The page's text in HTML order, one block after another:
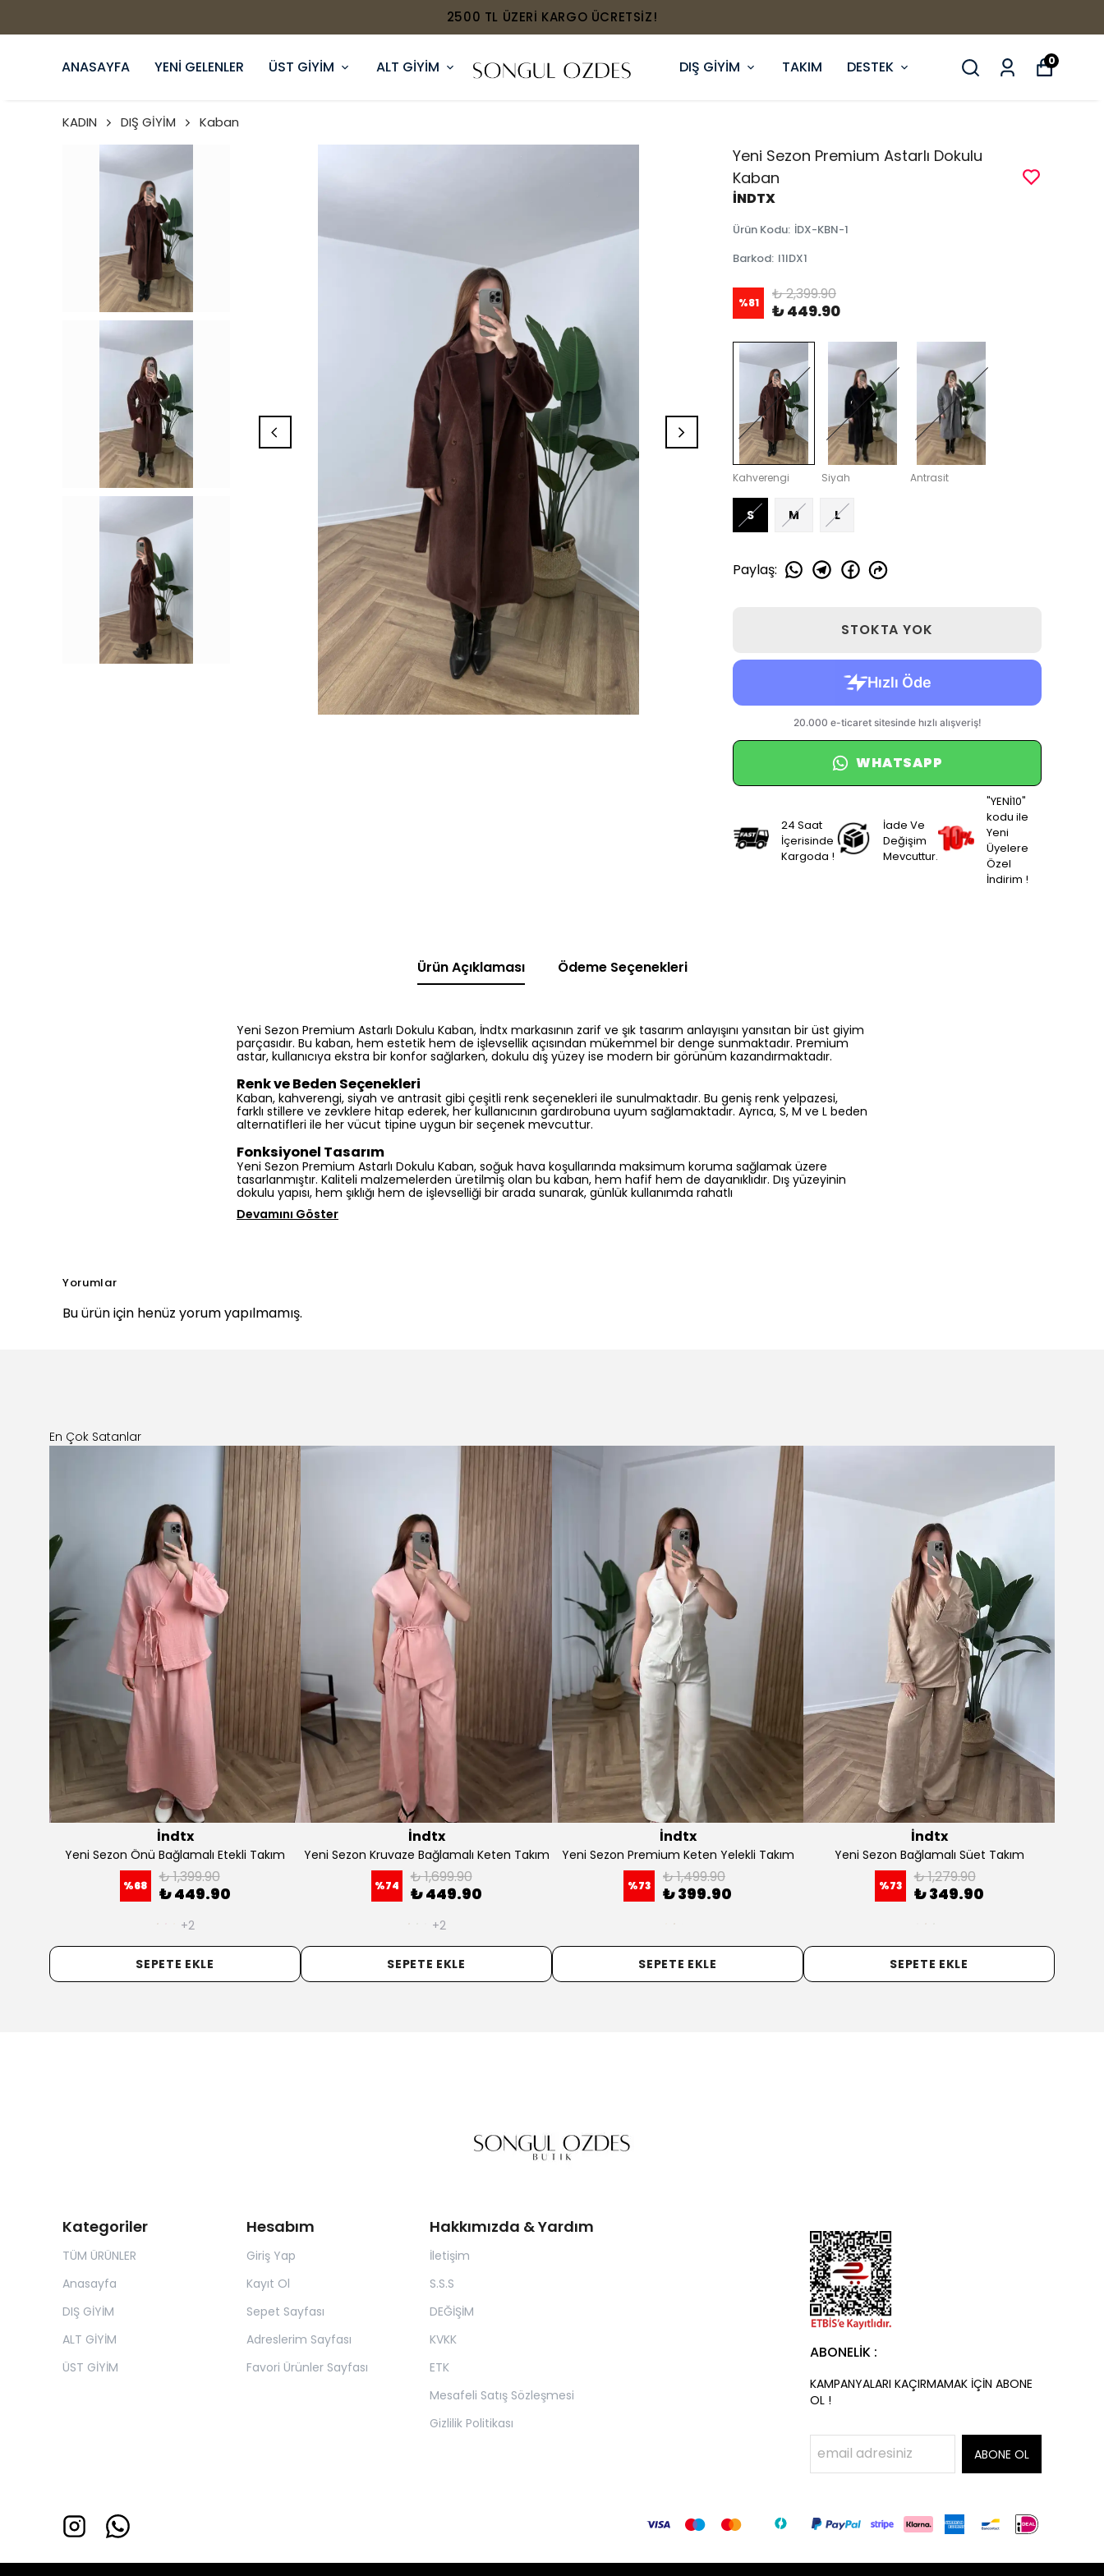
2500 TL ÜZERİ KARGO ÜCRETSİZ!
ANASAYFA YENİ GELENLER ÜST GİYİM ALT GİYİM DIŞ GİYİM TAKIM DESTEK 0
KADIN DIŞ GİYİM Kaban
Yeni Sezon Premium Astarlı Dokulu
Kaban
İNDTX
Ürün Kodu: İDX-KBN-1
Barkod: I1IDX1
%81 ₺ 2,399.90
₺ 449.90
Kahverengi Siyah Antrasit
S M L
Paylaş:
STOKTA YOK
WHATSAPP
24 Saat
İçerisinde
Kargoda !
İade Ve
Değişim
Mevcuttur.
"YENİ10"
kodu ile
Yeni
Üyelere
Özel
İndirim !
Ürün Açıklaması Ödeme Seçenekleri
Yeni Sezon Premium Astarlı Dokulu Kaban, İndtx markasının zarif ve şık tasarım anlayışını yansıtan bir üst giyim
parçasıdır. Bu kaban, hem estetik hem de işlevsellik açısından mükemmel bir denge sunmaktadır. Premium
astar, kullanıcıya ekstra bir konfor sağlarken, dokulu dış yüzey ise modern bir görünüm kazandırmaktadır.
Renk ve Beden Seçenekleri
Kaban, kahverengi, siyah ve antrasit gibi çeşitli renk seçenekleri ile sunulmaktadır. Bu geniş renk yelpazesi,
farklı stillere ve zevklere hitap ederek, her kullanıcının gardırobuna uyum sağlamaktadır. Ayrıca, S, M ve L beden
alternatifleri ile her vücut tipine uygun bir seçenek mevcuttur.
Fonksiyonel Tasarım
Yeni Sezon Premium Astarlı Dokulu Kaban, soğuk hava koşullarında maksimum koruma sağlamak üzere
tasarlanmıştır. Kaliteli malzemelerden üretilmiş olan bu kaban, hem hafif hem de dayanıklıdır. Dış yüzeyinin
dokulu yapısı, hem şıklığı hem de işlevselliği bir arada sunarak, günlük kullanımda rahatlı
Devamını Göster
Yorumlar
Bu ürün için henüz yorum yapılmamış.
En Çok Satanlar
İndtx
Yeni Sezon Önü Bağlamalı Etekli Takım
%68 ₺ 1,399.90
₺ 449.90
+2
SEPETE EKLE
İndtx
Yeni Sezon Kruvaze Bağlamalı Keten Takım
%74 ₺ 1,699.90
₺ 449.90
+2
SEPETE EKLE
İndtx
Yeni Sezon Premium Keten Yelekli Takım
%73 ₺ 1,499.90
₺ 399.90
SEPETE EKLE
İndtx
Yeni Sezon Bağlamalı Süet Takım
%73 ₺ 1,279.90
₺ 349.90
SEPETE EKLE
Kategoriler
TÜM ÜRÜNLER
Anasayfa
DIŞ GİYİM
ALT GİYİM
ÜST GİYİM
Hesabım
Giriş Yap
Kayıt Ol
Sepet Sayfası
Adreslerim Sayfası
Favori Ürünler Sayfası
Hakkımızda & Yardım
İletişim
S.S.S
DEĞİŞİM
KVKK
ETK
Mesafeli Satış Sözleşmesi
Gizlilik Politikası
ABONELİK :
KAMPANYALARI KAÇIRMAMAK İÇİN ABONE
OL !
ABONE OL